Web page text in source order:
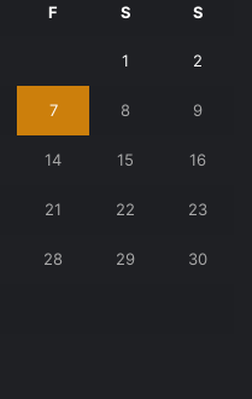
F S S
1 2
7 8 9
14 15 16
21 22 23
28 29 30